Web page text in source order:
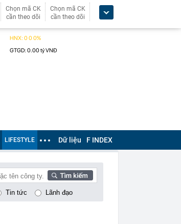
Chọn mã CK
cần theo dõi
Chọn mã CK
cần theo dõi
LIFESTYLE Dữ liệu F INDEX
Tin tức Lãnh đạo